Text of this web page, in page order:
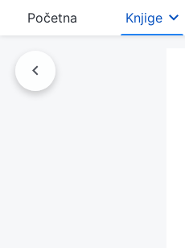
Početna Knjige